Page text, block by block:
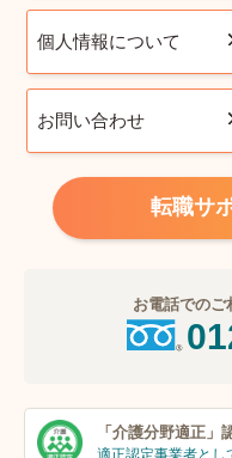
個人情報について
お問い合わせ
転職サ
お電話でのご
「介護分野適正」
適正認定事業者とし